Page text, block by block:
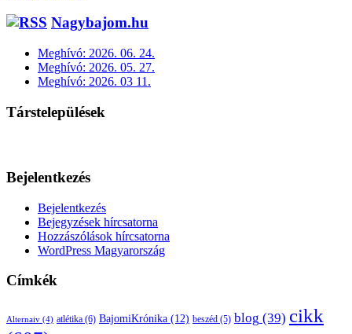
Nagybajom.hu
Meghívó: 2026. 06. 24.
Meghívó: 2026. 05. 27.
Meghívó: 2026. 03 11.
Társtelepülések
Bejelentkezés
Bejelentkezés
Bejegyzések hírcsatorna
Hozzászólások hírcsatorna
WordPress Magyarország
Címkék
Alternaiv (4) atlétika (6) BajomiKrónika (12) beszéd (5) blog (39) cikk